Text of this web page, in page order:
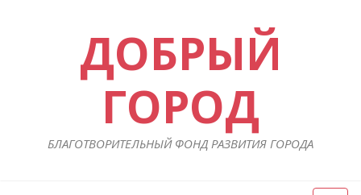
ДОБРЫЙ
ГОРОД
БЛАГОТВОРИТЕЛЬНЫЙ ФОНД РАЗВИТИЯ ГОРОДА